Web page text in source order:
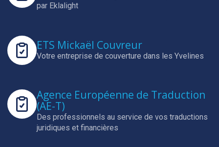
par Eklalight
ETS Mickaël Couvreur
Votre entreprise de couverture dans les Yvelines
Agence Européenne de Traduction
(AE-T)
Des professionnels au service de vos traductions
juridiques et financières